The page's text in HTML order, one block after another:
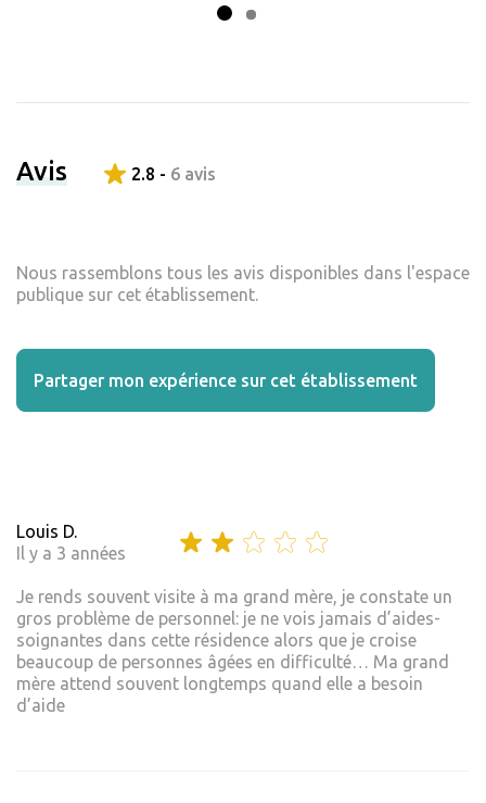
Avis 2.8 - 6 avis
Nous rassemblons tous les avis disponibles dans l'espace
publique sur cet établissement.
Partager mon expérience sur cet établissement
Louis D.
Il y a 3 années
Je rends souvent visite à ma grand mère, je constate un
gros problème de personnel: je ne vois jamais d’aides-
soignantes dans cette résidence alors que je croise
beaucoup de personnes âgées en difficulté… Ma grand
mère attend souvent longtemps quand elle a besoin
d’aide